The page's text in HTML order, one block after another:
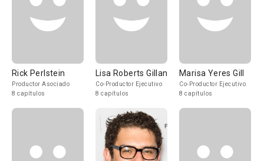
Rick Perlstein
Productor Asociado
8 capítulos
Lisa Roberts Gillan
Co-Productor Ejecutivo
8 capítulos
Marisa Yeres Gill
Co-Productor Ejecutivo
8 capítulos